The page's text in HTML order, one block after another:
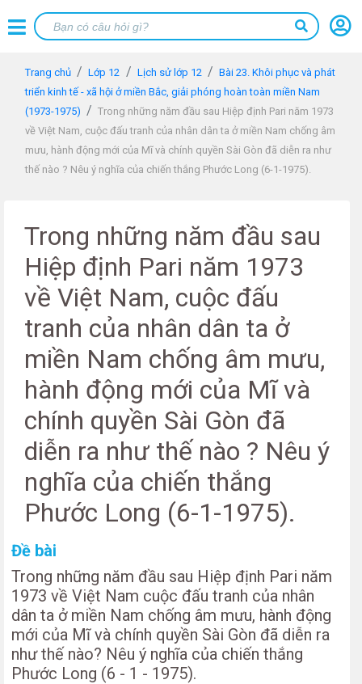
Trang chủ Lớp 12 Lịch sử lớp 12
Bài 23. Khôi phục và phát
triển kinh tế - xã hội ở miền Bắc, giải phóng hoàn toàn miền Nam
(1973-1975)
Trong những năm đầu sau Hiệp định Pari năm 1973
về Việt Nam, cuộc đấu tranh của nhân dân ta ở miền Nam chống âm
mưu, hành động mới của Mĩ và chính quyền Sài Gòn đã diễn ra như
thế nào ? Nêu ý nghĩa của chiến thắng Phước Long (6-1-1975).
Trong những năm đầu sau
Hiệp định Pari năm 1973
về Việt Nam, cuộc đấu
tranh của nhân dân ta ở
miền Nam chống âm mưu,
hành động mới của Mĩ và
chính quyền Sài Gòn đã
diễn ra như thế nào ? Nêu ý
nghĩa của chiến thắng
Phước Long (6-1-1975).
Đề bài
Trong những năm đầu sau Hiệp định Pari năm
1973 về Việt Nam cuộc đấu tranh của nhân
dân ta ở miền Nam chống âm mưu, hành động
mới của Mĩ và chính quyền Sài Gòn đã diễn ra
như thế nào? Nêu ý nghĩa của chiến thắng
Phước Long (6 - 1 - 1975).